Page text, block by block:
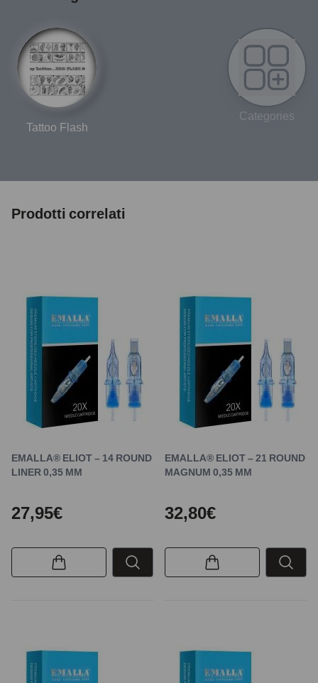
Tattoo Flash
Categories
Prodotti correlati
EMALLA® ELIOT – 14 ROUND
LINER 0,35 MM
27,95€
EMALLA® ELIOT – 21 ROUND
MAGNUM 0,35 MM
32,80€